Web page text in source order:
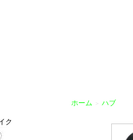
ク
ホーム ハブ